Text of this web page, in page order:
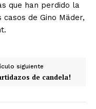
que han perdido la
de Gino Mäder,
siguiente
de candela!